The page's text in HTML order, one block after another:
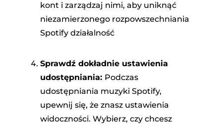
kont i zarządzaj nimi, aby uniknąć
niezamierzonego rozpowszechniania
Spotify działalność
Sprawdź dokładnie ustawienia
udostępniania: Podczas
udostępniania muzyki Spotify,
upewnij się, że znasz ustawienia
widoczności. Wybierz, czy chcesz